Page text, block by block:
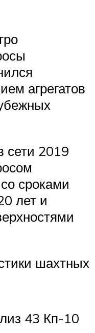
агрегатов
сети 2019
сроками
лет и
шахтных
43 Кп-10